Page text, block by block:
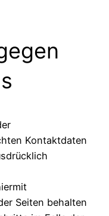
Kontaktdaten
Seiten behalten